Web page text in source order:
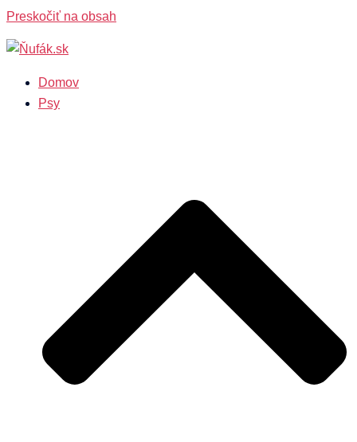
Preskočiť na obsah
Domov
Psy